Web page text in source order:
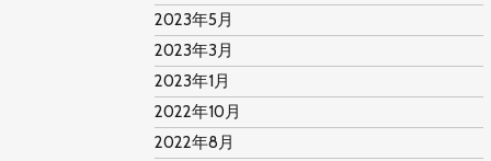
2023年5月
2023年3月
2023年1月
2022年10月
2022年8月